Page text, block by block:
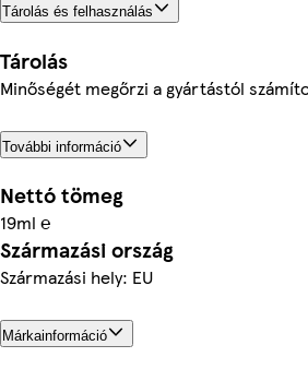
Tárolás és felhasználás
Tárolás
Minőségét megőrzi a gyártástól
További információ
Nettó tömeg
19ml ℮
Származási ország
Származási hely: EU
Márkainformáció